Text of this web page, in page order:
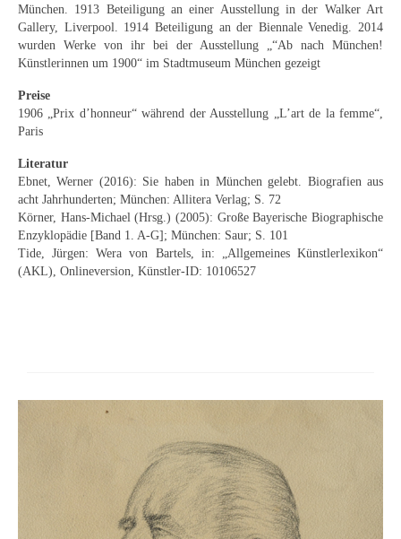
Pfälzer Künstler
Schwäbische Künstler
Expressiver Realismus
Motive
Abstraktion
Industrie & Arbeit
Mediterrane Landschaft
Stillleben
Tägliche Dosis Kunst
Themenflyer
München. 1913 Beteiligung an einer Ausstellung in der Walker Art
Gallery, Liverpool. 1914 Beteiligung an der Biennale Venedig. 2014
wurden Werke von ihr bei der Ausstellung „“Ab nach München!
Künstlerinnen um 1900“ im Stadtmuseum München gezeigt
Preise
1906 „Prix d’honneur“ während der Ausstellung „L’art de la femme“,
Paris
Literatur
Ebnet, Werner (2016): Sie haben in München gelebt. Biografien aus
acht Jahrhunderten; München: Allitera Verlag; S. 72
Körner, Hans-Michael (Hrsg.) (2005): Große Bayerische Biographische
Enzyklopädie [Band 1. A-G]; München: Saur; S. 101
Tide, Jürgen: Wera von Bartels, in: „Allgemeines Künstlerlexikon“
(AKL), Onlineversion, Künstler-ID: 10106527